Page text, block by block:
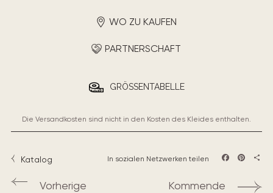
WO ZU KAUFEN
PARTNERSCHAFT
GRÖSSENTABELLE
Die Versandkosten sind nicht in den Kosten des Kleides enthalten.
Katalog In sozialen Netzwerken teilen
Vorherige Kommende